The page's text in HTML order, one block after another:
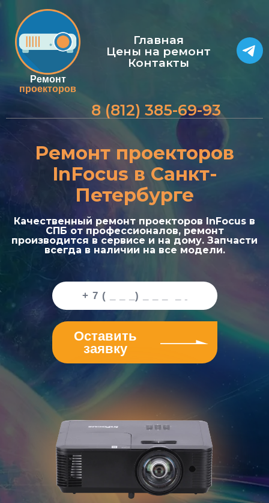
Ремонт
проекторов
Главная
Цены на ремонт
Контакты
8 (812) 385-69-93
Ремонт проекторов
InFocus в Санкт-
Петербурге
Качественный ремонт проекторов InFocus в
СПБ от профессионалов, ремонт
производится в сервисе и на дому. Запчасти
всегда в наличии на все модели.
Оставить
заявку